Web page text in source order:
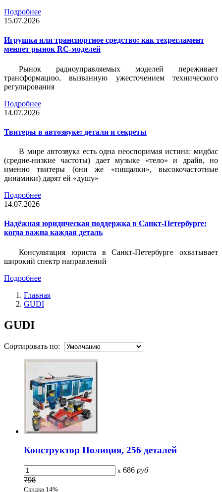
Подробнее
15.07.2026
Игрушка или транспортное средство: как техрегламент
меняет рынок RC-моделей
Рынок радиоуправляемых моделей переживает
трансформацию, вызванную ужесточением технического
регулирования
Подробнее
14.07.2026
Твитеры в автозвуке: детали и секреты
В мире автозвука есть одна неоспоримая истина: мидбас
(средне-низкие частоты) дает музыке «тело» и драйв, но
именно твитеры (они же «пищалки», высокочастотные
динамики) дарят ей «душу»
Подробнее
14.07.2026
Надёжная юридическая поддержка в Санкт-Петербурге:
когда важна каждая деталь
Консультация юриста в Санкт-Петербурге охватывает
широкий спектр направлений
Подробнее
Главная
GUDI
GUDI
Сортировать по:
Конструктор Полиция, 256 деталей
x 686 руб
798
Скидка 14%